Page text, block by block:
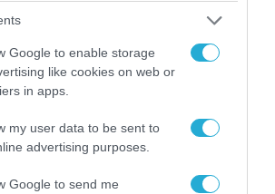
Google to enable storage
like cookies on web or
in apps.
my user data to be sent to
advertising purposes.
Google to send me
Ουκρανοί στρατιώτες και
TCC έτρεχαν πανικόβλητοι
– Δείτε βίντεο